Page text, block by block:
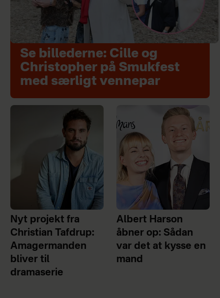
Se billederne: Cille og
Christopher på Smukfest
med særligt vennepar
Nyt projekt fra
Christian Tafdrup:
Amagermanden
bliver til
dramaserie
Albert Harson
åbner op: Sådan
var det at kysse en
mand